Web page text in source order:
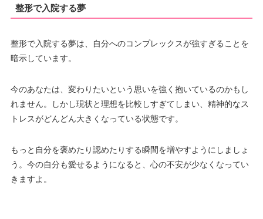
整形で入院する夢
整形で入院する夢は、自分へのコンプレックスが強すぎることを
暗示しています。
今のあなたは、変わりたいという思いを強く抱いているのかもし
れません。しかし現状と理想を比較しすぎてしまい、精神的なス
トレスがどんどん大きくなっている状態です。
もっと自分を褒めたり認めたりする瞬間を増やすようにしましょ
う。今の自分も愛せるようになると、心の不安が少なくなってい
きますよ。